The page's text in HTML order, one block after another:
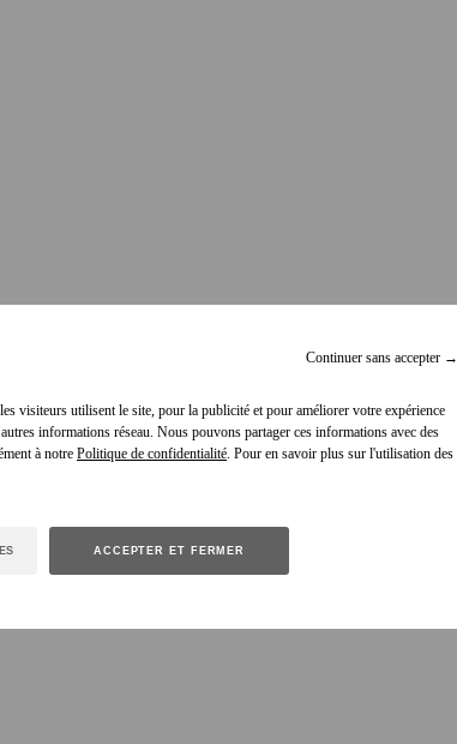
Continuer sans accepter →
visiteurs utilisent le site, pour la publicité et pour améliorer votre expérience
informations réseau. Nous pouvons partager ces informations avec des
à notre Politique de confidentialité. Pour en savoir plus sur l'utilisation des
ACCEPTER ET FERMER